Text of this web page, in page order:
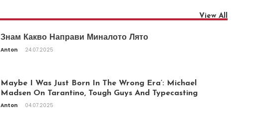
View All
Знам Какво Направи Миналото Лято
Anton 24.07.2025
Maybe I Was Just Born In The Wrong Era’: Michael
Madsen On Tarantino, Tough Guys And Typecasting
Anton 04.07.2025